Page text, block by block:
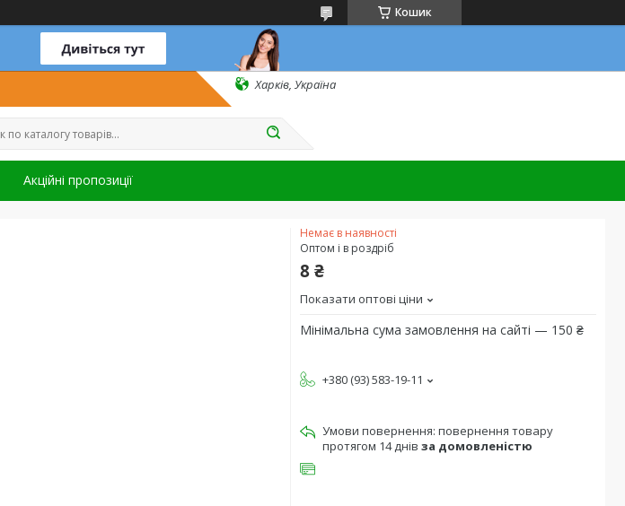
Кошик
Харків, Україна
Акційні пропозиції
Немає в наявності
Оптом і в роздріб
8 ₴
Показати оптові ціни
Мінімальна сума замовлення на сайті — 150 ₴
+380 (93) 583-19-11
повернення товару
протягом 14 днів за домовленістю